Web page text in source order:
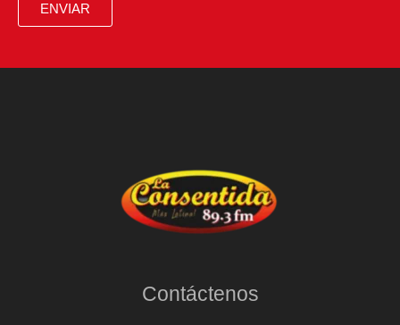
ENVIAR
Contáctenos